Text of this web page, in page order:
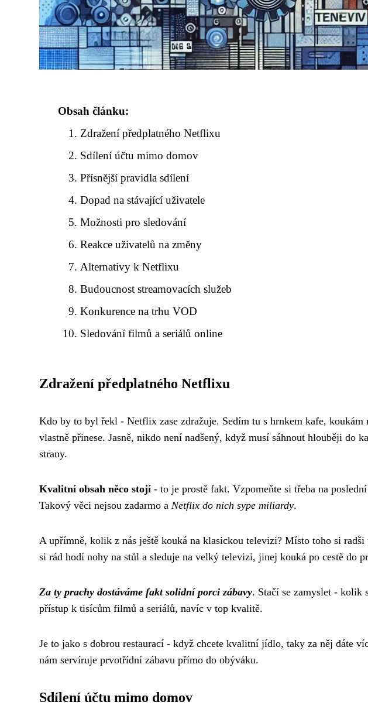
Obsah článku:
Zdražení předplatného Netflixu
Sdílení účtu mimo domov
Přísnější pravidla sdílení
Dopad na stávající uživatele
Možnosti pro sledování
Reakce uživatelů na změny
Alternativy k Netflixu
Budoucnost streamovacích služeb
Konkurence na trhu VOD
Sledování filmů a seriálů online
Zdražení předplatného Netflixu
Kdo by to byl řekl - Netflix zase zdražuje. Sedím tu s hrnkem kafe,
vlastně přinese. Jasně, nikdo není nadšený, když musí sáhnout hlouběji do
strany.
Kvalitní obsah něco stojí- to je prostě fakt. Vzpomeňte si třeba na
Takový věci nejsou zadarmo a Netflix do nich sype miliardy.
A upřímně, kolik z nás ještě kouká na klasickou televizi? Místo toho si radši
si rád hodí nohy na stůl a sleduje na velký televizi, jinej kouká po cestě do
Za ty prachy dostáváme fakt solidní porci zábavy. Stačí se zamyslet - kolik
přístup k tisícům filmů a seriálů, navíc v top kvalitě.
Je to jako s dobrou restaurací - když chcete kvalitní jídlo, taky za něj dáte
nám servíruje prvotřídní zábavu přímo do obýváku.
Sdílení účtu mimo domov